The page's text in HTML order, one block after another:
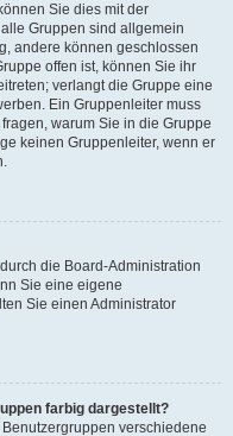
Sie dies mit der
Gruppen sind allgemein
andere können geschlossen
offen ist, können Sie ihr
verlangt die Gruppe eine
Ein Gruppenleiter muss
warum Sie in die Gruppe
keinen Gruppenleiter, wenn er
die Board-Administration
Sie eine eigene
Sie einen Administrator
farbig dargestellt?
verschiedene